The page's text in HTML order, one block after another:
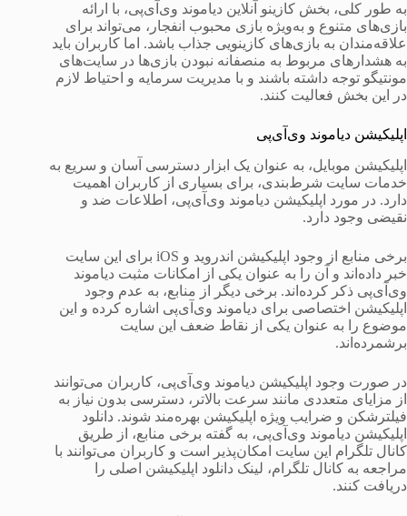
به طور کلی، بخش کازینو آنلاین دیاموند وی‌آی‌پی، با ارائه
بازی‌های متنوع و به‌ویژه بازی محبوب انفجار، می‌تواند برای
علاقه‌مندان به بازی‌های کازینویی جذاب باشد. اما کاربران باید
به هشدارهای مربوط به منصفانه نبودن بازی‌ها در سایت‌های
مونتیگو توجه داشته باشند و با مدیریت سرمایه و احتیاط لازم
در این بخش فعالیت کنند.
اپلیکیشن دیاموند وی‌آی‌پی
اپلیکیشن موبایل، به عنوان یک ابزار دسترسی آسان و سریع به
خدمات سایت شرط‌بندی، برای بسیاری از کاربران اهمیت
دارد. در مورد اپلیکیشن دیاموند وی‌آی‌پی، اطلاعات ضد و
نقیضی وجود دارد.
برخی منابع از وجود اپلیکیشن اندروید و iOS برای این سایت
خبر داده‌اند و آن را به عنوان یکی از امکانات مثبت دیاموند
وی‌آی‌پی ذکر کرده‌اند. برخی دیگر از منابع، به عدم وجود
اپلیکیشن اختصاصی برای دیاموند وی‌آی‌پی اشاره کرده و این
موضوع را به عنوان یکی از نقاط ضعف این سایت
برشمرده‌اند.
در صورت وجود اپلیکیشن دیاموند وی‌آی‌پی، کاربران می‌توانند
از مزایای متعددی مانند سرعت بالاتر، دسترسی بدون نیاز به
فیلترشکن و ضرایب ویژه اپلیکیشن بهره‌مند شوند. دانلود
اپلیکیشن دیاموند وی‌آی‌پی، به گفته برخی منابع، از طریق
کانال تلگرام این سایت امکان‌پذیر است و کاربران می‌توانند با
مراجعه به کانال تلگرام، لینک دانلود اپلیکیشن اصلی را
دریافت کنند.